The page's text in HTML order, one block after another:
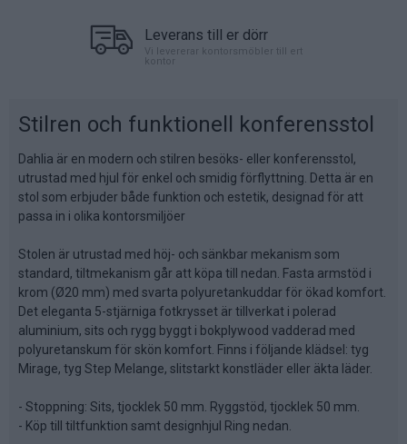
Leverans till er dörr
Vi levererar kontorsmöbler till ert
kontor
Stilren och funktionell konferensstol
Dahlia är en modern och stilren besöks- eller konferensstol,
utrustad med hjul för enkel och smidig förflyttning. Detta är en
stol som erbjuder både funktion och estetik, designad för att
passa in i olika kontorsmiljöer
Stolen är utrustad med höj- och sänkbar mekanism som
standard, tiltmekanism går att köpa till nedan. Fasta armstöd i
krom (Ø20 mm) med svarta polyuretankuddar för ökad komfort.
Det eleganta 5-stjärniga fotkrysset är tillverkat i polerad
aluminium, sits och rygg byggt i bokplywood vadderad med
polyuretanskum för skön komfort. Finns i följande klädsel: tyg
Mirage, tyg Step Melange, slitstarkt konstläder eller äkta läder.
- Stoppning: Sits, tjocklek 50 mm. Ryggstöd, tjocklek 50 mm.
- Köp till tiltfunktion samt designhjul Ring nedan.